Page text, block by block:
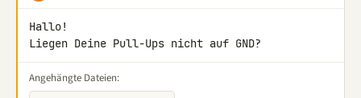
Hallo!
Liegen Deine Pull-Ups nicht auf GND?
Angehängte Dateien: